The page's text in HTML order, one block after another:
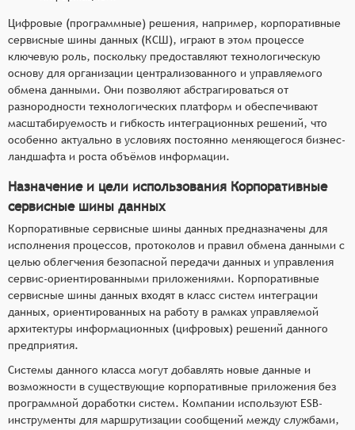
Цифровые (программные) решения, например, корпоративные
сервисные шины данных (КСШ), играют в этом процессе
ключевую роль, поскольку предоставляют технологическую
основу для организации централизованного и управляемого
обмена данными. Они позволяют абстрагироваться от
разнородности технологических платформ и обеспечивают
масштабируемость и гибкость интеграционных решений, что
особенно актуально в условиях постоянно меняющегося бизнес-
ландшафта и роста объёмов информации.
Назначение и цели использования Корпоративные
сервисные шины данных
Корпоративные сервисные шины данных предназначены для
исполнения процессов, протоколов и правил обмена данными с
целью облегчения безопасной передачи данных и управления
сервис-ориентированными приложениями. Корпоративные
сервисные шины данных входят в класс систем интеграции
данных, ориентированных на работу в рамках управляемой
архитектуры информационных (цифровых) решений данного
предприятия.
Системы данного класса могут добавлять новые данные и
возможности в существующие корпоративные приложения без
программной доработки систем. Компании используют ESB-
инструменты для маршрутизации сообщений между службами,